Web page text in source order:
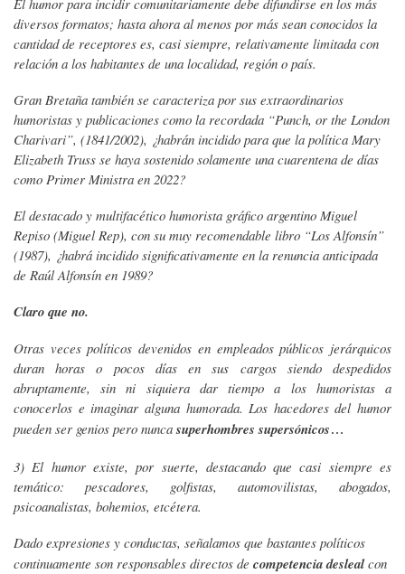
diversos formatos; hasta ahora al menos por más sean conocidos la
cantidad de receptores es, casi siempre, relativamente limitada con
relación a los habitantes de una localidad, región o país.
Gran Bretaña también se caracteriza por sus extraordinarios
humoristas y publicaciones como la recordada “Punch, or the London
Charivari”, (1841/2002), ¿habrán incidido para que la política Mary
Elizabeth Truss se haya sostenido solamente una cuarentena de días
como Primer Ministra en 2022?
El destacado y multifacético humorista gráfico argentino Miguel
Repiso (Miguel Rep), con su muy recomendable libro “Los Alfonsín”
(1987), ¿habrá incidido significativamente en la renuncia anticipada
de Raúl Alfonsín en 1989?
Claro que no.
Otras veces políticos devenidos en empleados públicos jerárquicos
duran horas o pocos días en sus cargos siendo despedidos
abruptamente, sin ni siquiera dar tiempo a los humoristas a
conocerlos e imaginar alguna humorada. Los hacedores del humor
pueden ser genios pero nuncasuperhombres supersónicos…
3) El humor existe, por suerte, destacando que casi siempre es
temático: pescadores, golfistas, automovilistas, abogados,
psicoanalistas, bohemios, etcétera.
Dado expresiones y conductas, señalamos que bastantes políticos
continuamente son responsables directos de competencia desleal con